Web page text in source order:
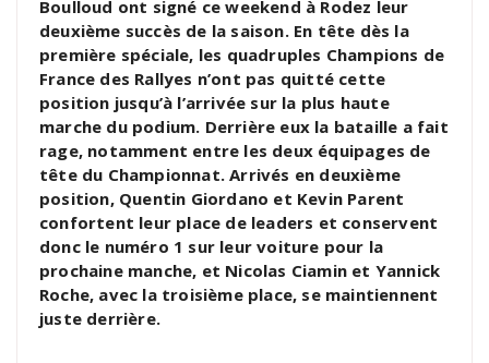
Boulloud ont signé ce weekend à Rodez leur
deuxième succès de la saison. En tête dès la
première spéciale, les quadruples Champions de
France des Rallyes n’ont pas quitté cette
position jusqu’à l’arrivée sur la plus haute
marche du podium. Derrière eux la bataille a fait
rage, notamment entre les deux équipages de
tête du Championnat. Arrivés en deuxième
position, Quentin Giordano et Kevin Parent
confortent leur place de leaders et conservent
donc le numéro 1 sur leur voiture pour la
prochaine manche, et Nicolas Ciamin et Yannick
Roche, avec la troisième place, se maintiennent
juste derrière.